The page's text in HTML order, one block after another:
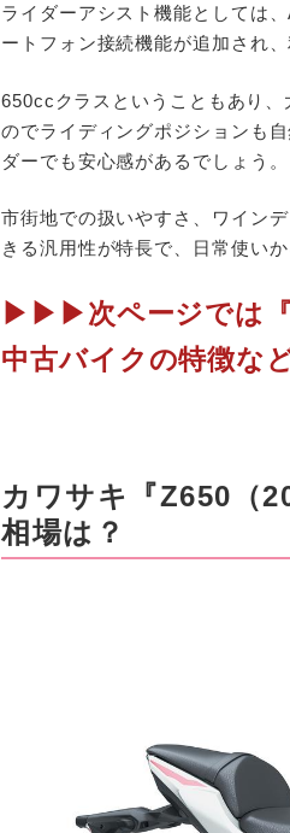
ライダーアシスト機能としては
ートフォン接続機能が追加され
650ccクラスということもあり
のでライディングポジションも
ダーでも安心感があるでしょう。
市街地での扱いやすさ、ワイン
きる汎用性が特長で、日常使い
▶▶▶次ページでは『
中古バイクの特徴な
カワサキ『Z650（
相場は？